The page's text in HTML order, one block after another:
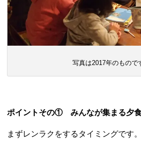
写真は2017年のもので
ポイントその① みんなが集まる夕
まずレンラクをするタイミングです